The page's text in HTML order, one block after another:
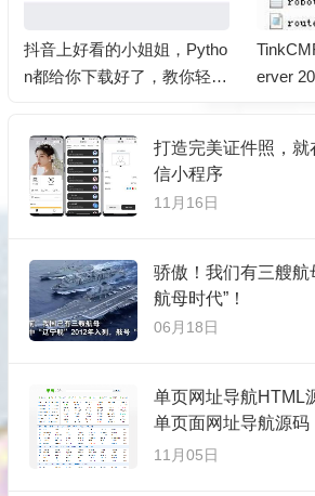
抖音上好看的小姐姐，Pytho
n都给你下载好了，教你轻松
erver
打造完美证件照，就
信小程序
11月16日
骄傲！我们有三艘航
航母时代”！
06月18日
单页网址导航HTML
单页面网址导航源码
11月05日